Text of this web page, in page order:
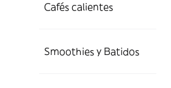
Cafés calientes
Smoothies y Batidos